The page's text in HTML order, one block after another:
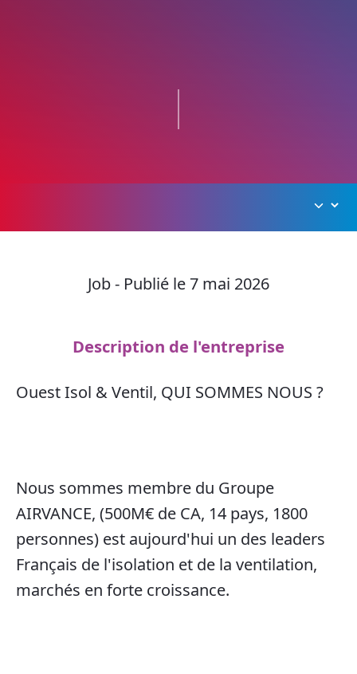
Job - Publié le 7 mai 2026
Description de l'entreprise
Ouest Isol & Ventil, QUI SOMMES NOUS ?
Nous sommes membre du Groupe
AIRVANCE, (500M€ de CA, 14 pays, 1800
personnes) est aujourd'hui un des leaders
Français de l'isolation et de la ventilation,
marchés en forte croissance.